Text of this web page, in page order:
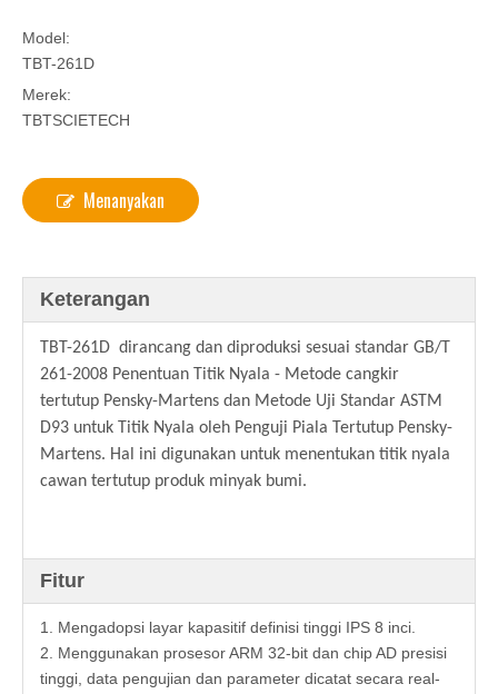
Model:
TBT-261D
Merek:
TBTSCIETECH
Menanyakan
Keterangan
TBT-261D dirancang dan diproduksi sesuai standar GB/T
261-2008 Penentuan Titik Nyala - Metode cangkir
tertutup Pensky-Martens dan Metode Uji Standar ASTM
D93 untuk Titik Nyala oleh Penguji Piala Tertutup Pensky-
Martens. Hal ini digunakan untuk menentukan titik nyala
cawan tertutup produk minyak bumi.
Fitur
1. Mengadopsi layar kapasitif definisi tinggi IPS 8 inci.
2. Menggunakan prosesor ARM 32-bit dan chip AD presisi
tinggi, data pengujian dan parameter dicatat secara real-